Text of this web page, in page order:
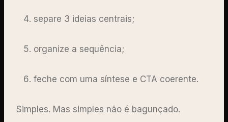
separe 3 ideias centrais;
organize a sequência;
feche com uma síntese e CTA coerente.
Simples. Mas simples não é bagunçado.